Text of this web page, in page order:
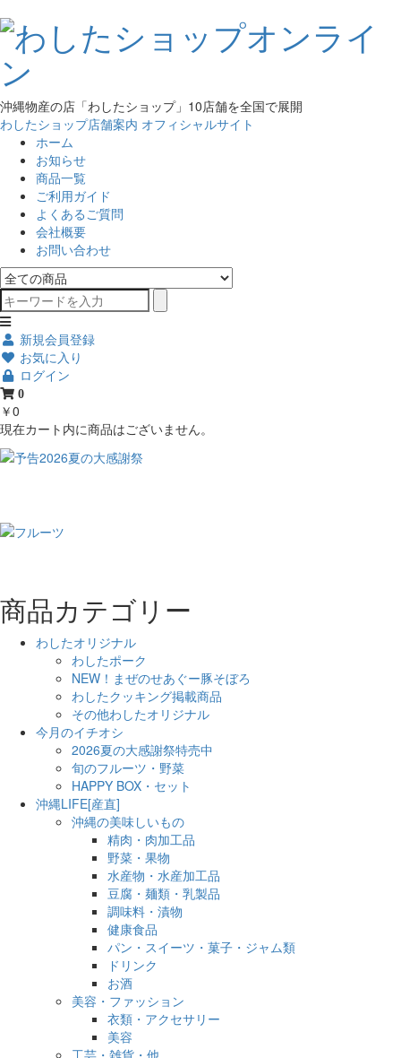
沖縄物産の店「わしたショップ」10店舗を全国で展開
わしたショップ店舗案内 オフィシャルサイト
ホーム
お知らせ
商品一覧
ご利用ガイド
よくあるご質問
会社概要
お問い合わせ
新規会員登録
お気に入り
ログイン
0
￥0
現在カート内に商品はございません。
商品カテゴリー
わしたオリジナル
わしたポーク
NEW！まぜのせあぐー豚そぼろ
わしたクッキング掲載商品
その他わしたオリジナル
今月のイチオシ
2026夏の大感謝祭特売中
旬のフルーツ・野菜
HAPPY BOX・セット
沖縄LIFE[産直]
沖縄の美味しいもの
精肉・肉加工品
野菜・果物
水産物・水産加工品
豆腐・麺類・乳製品
調味料・漬物
健康食品
パン・スイーツ・菓子・ジャム類
ドリンク
お酒
美容・ファッション
衣類・アクセサリー
美容
工芸・雑貨・他